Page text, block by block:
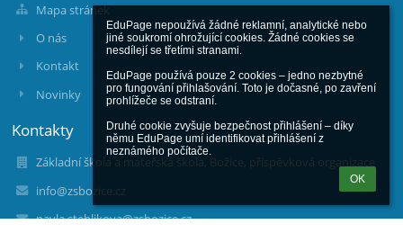
EduPage nepoužívá žádné reklamní, analytické nebo
jiné soukromí ohrožující cookies. Žádné cookies se
nesdílejí se třetími stranami.
EduPage používá pouze 2 cookies – jedno nezbytné
pro fungování přihlašování. Toto je dočasné, po zavření
prohlížeče se odstraní.
Druhé cookie zvyšuje bezpečnost přihlášení – díky
němu EduPage umí identifikovat přihlášení z
neznámého počítače.
OK
Mapa stránek
O nás
Kontakt
Novinky
Kontakty
Základní škola a mateřská škola, Božice, příspěvková organizace
info@zsbozice.cz
pavla.stehlikova@zsbozice.cz